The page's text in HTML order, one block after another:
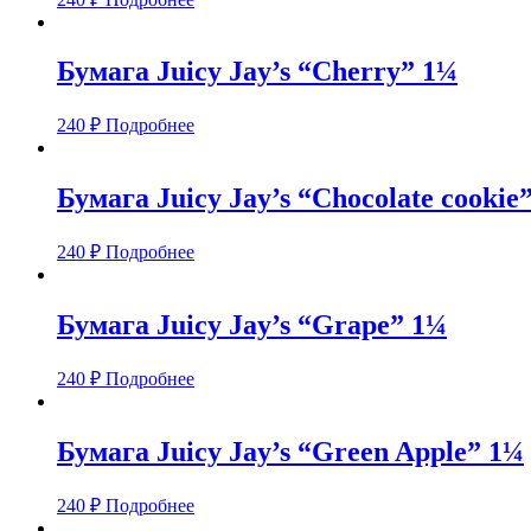
Бумага Juicy Jay’s “Cherry” 1¼
240 ₽ Подробнее
Бумага Juicy Jay’s “Chocolate
240 ₽ Подробнее
Бумага Juicy Jay’s “Grape” 1¼
240 ₽ Подробнее
Бумага Juicy Jay’s “Green Apple” 1¼
240 ₽ Подробнее